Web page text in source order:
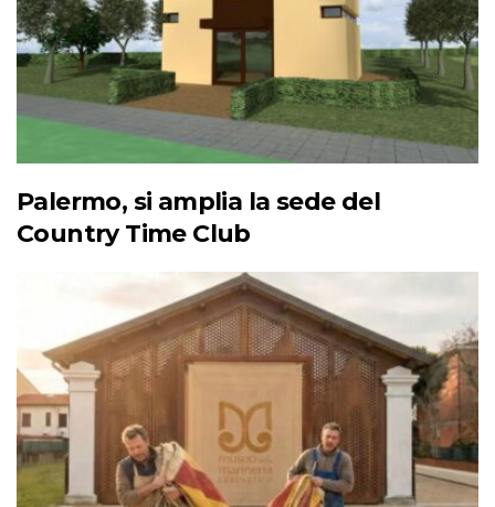
Palermo, si amplia la sede del
Country Time Club